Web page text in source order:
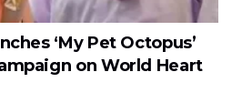
‘My Pet Octopus’
on World Heart